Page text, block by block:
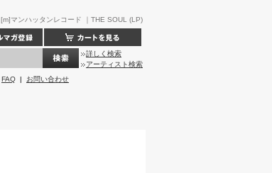
[m]マンハッタンレコード ｜THE SOUL (LP)
詳しく検索
アーティスト検索
FAQ | お問い合わせ